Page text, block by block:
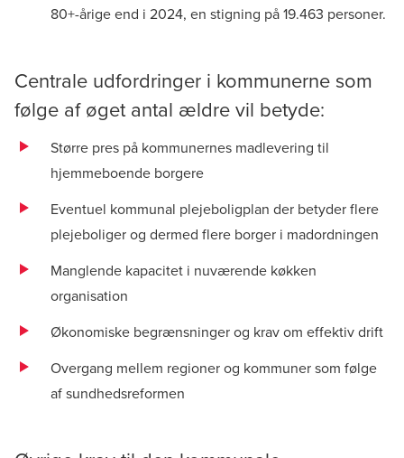
80+-årige end i 2024, en stigning på 19.463 personer.
Centrale udfordringer i kommunerne som
følge af øget antal ældre vil betyde:
Større pres på kommunernes madlevering til
hjemmeboende borgere
Eventuel kommunal plejeboligplan der betyder flere
plejeboliger og dermed flere borger i madordningen
Manglende kapacitet i nuværende køkken
organisation
Økonomiske begrænsninger og krav om effektiv drift
Overgang mellem regioner og kommuner som følge
af sundhedsreformen